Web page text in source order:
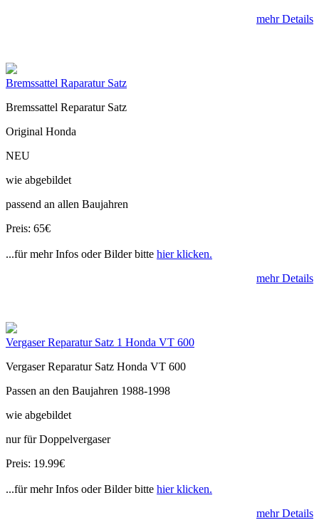
mehr Details
Bremssattel Raparatur Satz
Bremssattel Reparatur Satz
Original Honda
NEU
wie abgebildet
passend an allen Baujahren
Preis: 65€
...für mehr Infos oder Bilder bitte hier klicken.
mehr Details
Vergaser Reparatur Satz 1 Honda VT 600
Vergaser Reparatur Satz Honda VT 600
Passen an den Baujahren 1988-1998
wie abgebildet
nur für Doppelvergaser
Preis: 19.99€
...für mehr Infos oder Bilder bitte hier klicken.
mehr Details